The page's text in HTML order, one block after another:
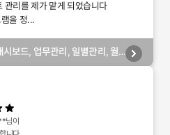
관리를 제가 맡게 되었습니다
을 정...
보드, 업무관리, 일별관리, 월
님이